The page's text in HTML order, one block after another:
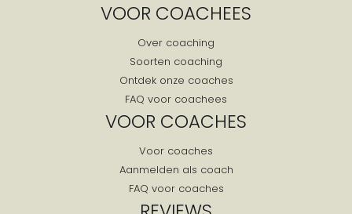
VOOR COACHEES
Over coaching
Soorten coaching
Ontdek onze coaches
FAQ voor coachees
VOOR COACHES
Voor coaches
Aanmelden als coach
FAQ voor coaches